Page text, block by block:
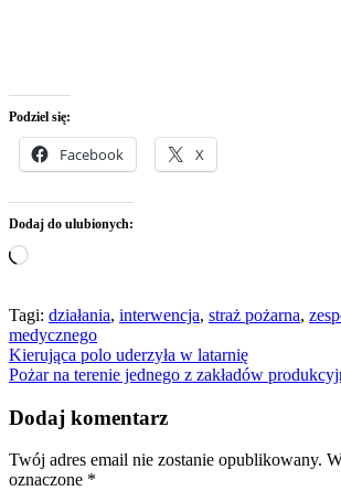
Podziel się:
Facebook X
Dodaj do ulubionych:
Wczytywanie…
Tagi: działania, interwencja, straż pożarna,
medycznego
Nawigacja
wpisu
Kierująca polo uderzyła w latarnię
Pożar na terenie jednego z zakładów
Dodaj komentarz
Twój adres email nie zostanie opublikowany.
oznaczone *